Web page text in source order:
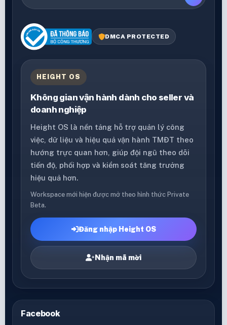
DMCA PROTECTED
HEIGHT OS
Không gian vận hành dành cho seller và
doanh nghiệp
Height OS là nền tảng hỗ trợ quản lý công
việc, dữ liệu và hiệu quả vận hành TMĐT theo
hướng trực quan hơn, giúp đội ngũ theo dõi
tiến độ, phối hợp và kiểm soát tăng trưởng
hiệu quả hơn.
Workspace mới hiện được mở theo hình thức Private
Beta.
Đăng nhập Height OS
Nhận mã mời
Facebook